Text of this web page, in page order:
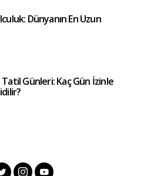
Dünyanın En Uzun
Tatil Günleri: Kaç Gün İzinle